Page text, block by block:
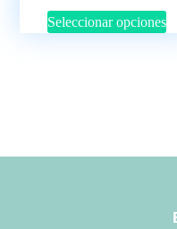
Seleccionar opciones